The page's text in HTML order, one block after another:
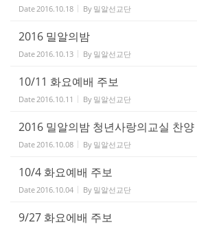
Date2016.10.18 By 밀알선교단
2016 밀알의밤
Date2016.10.13 By 밀알선교단
10/11 화요예배 주보
Date2016.10.11 By 밀알선교단
2016 밀알의밤 청년사랑의교실 찬
Date2016.10.08 By 밀알선교단
10/4 화요예배 주보
Date2016.10.04 By 밀알선교단
9/27 화요에배 주보